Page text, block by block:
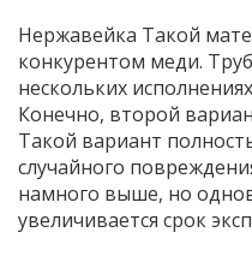
Нержавейка Такой
конкурентом меди.
нескольких
Конечно, второй
Такой вариант
случайного
намного выше, но
увеличивается срок